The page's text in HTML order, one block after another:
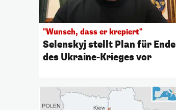
"Wunsch, dass er krepiert"
Selenskyj stellt Plan für Ende
des Ukraine-Krieges vor